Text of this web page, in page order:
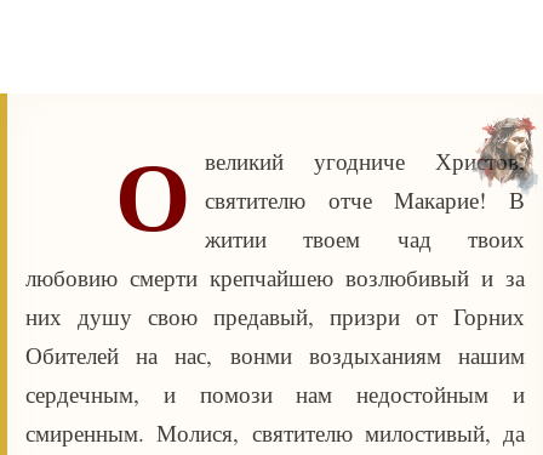
О великий угодниче Христов,
святителю отче Макарие! В
житии твоем чад твоих
любовию смерти крепчайшею возлюбивый и за
них душу свою предавый, призри от Горних
Обителей на нас, вонми воздыханиям нашим
сердечным, и помози нам недостойным и
смиренным. Молися, святителю милостивый, да